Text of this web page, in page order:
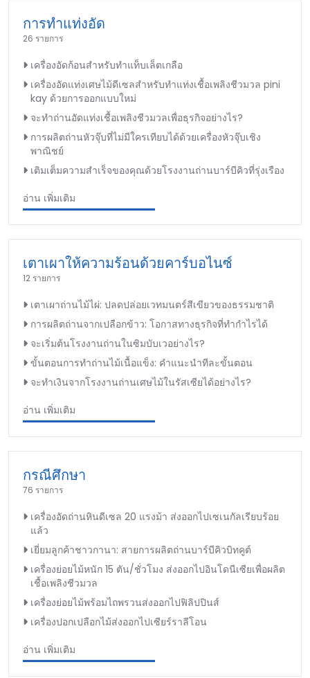
การทำแท่งอัด
26 รายการ
เครื่องอัดก้อนสำหรับทำแท็บเล็ตเกลือ
เครื่องอัดแท่งเศษไม้ดีเซลสำหรับทำแท่งเชื้อเพลิงชีวมวล pini
kay ด้วยการออกแบบใหม่
จะทำถ่านอัดแท่งเชื้อเพลิงชีวมวลเพื่อธุรกิจอย่างไร?
การผลิตถ่านหัวจุ๊บที่ไม่มีใครเทียบได้ด้วยเครื่องหัวจุ๊บเชิง
พาณิชย์
เติมเต็มความสำเร็จของคุณด้วยโรงงานถ่านบาร์บีคิวที่รุ่งเรือง
อ่าน เพิ่มเติม
เตาเผาให้ความร้อนด้วยคาร์บอไนซ์
12 รายการ
เตาเผาถ่านไม้ไผ่: ปลดปล่อยเวทมนตร์สีเขียวของธรรมชาติ
การผลิตถ่านจากเปลือกข้าว: โอกาสทางธุรกิจที่ทำกำไรได้
จะเริ่มต้นโรงงานถ่านในซิมบับเวอย่างไร?
ขั้นตอนการทำถ่านไม้เนื้อแข็ง: คำแนะนำทีละขั้นตอน
จะทำเงินจากโรงงานถ่านเศษไม้ในรัสเซียได้อย่างไร?
อ่าน เพิ่มเติม
กรณีศึกษา
76 รายการ
เครื่องอัดถ่านหินดีเซล 20 แรงม้า ส่งออกไปเซเนกัลเรียบร้อย
แล้ว
เยี่ยมลูกค้าชาวกานา: สายการผลิตถ่านบาร์บีคิวบิทคูต์
เครื่องย่อยไม้หนัก 15 ตัน/ชั่วโมง ส่งออกไปอินโดนีเซียเพื่อผลิต
เชื้อเพลิงชีวมวล
เครื่องย่อยไม้พร้อมไถพรวนส่งออกไปฟิลิปปินส์
เครื่องปอกเปลือกไม้ส่งออกไปเซียร์ราลีโอน
อ่าน เพิ่มเติม